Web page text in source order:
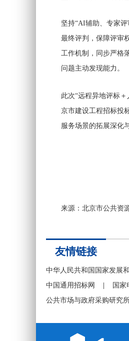
坚持“AI辅助、专家
最终评判，保障评审
工作机制，同步严格
问题主动发现能力。
此次“远程异地评标
京市建设工程招标投
服务场景的拓展深化
来源：北京市公共资
友情链接
中华人民共和国国家发展
中国通用招标网
国家
公共市场与政府采购研究